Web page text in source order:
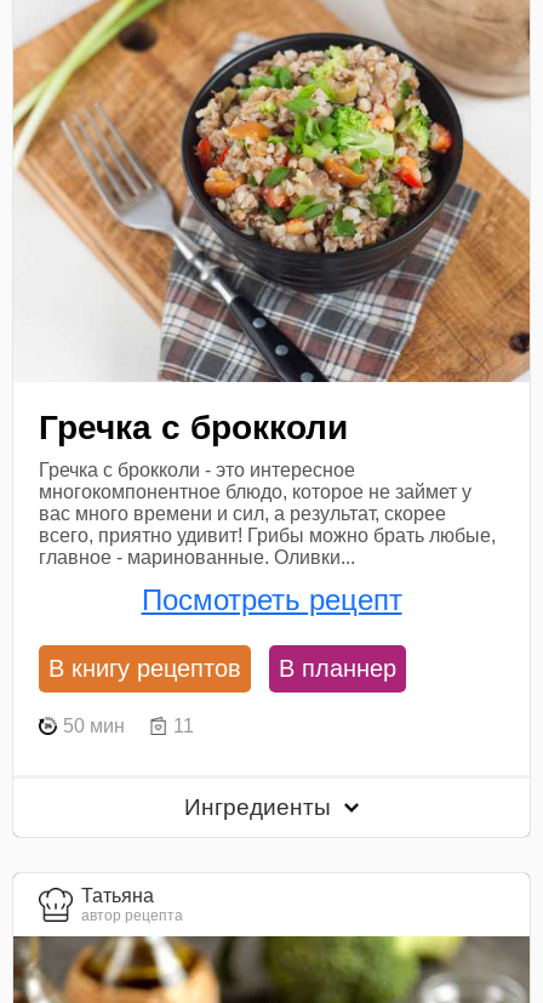
Гречка с брокколи
Гречка с брокколи - это интересное
многокомпонентное блюдо, которое не займет у
вас много времени и сил, а результат, скорее
всего, приятно удивит! Грибы можно брать любые,
главное - маринованные. Оливки...
Посмотреть рецепт
В книгу рецептов В планнер
50 мин 11
Ингредиенты
Татьяна
автор рецепта